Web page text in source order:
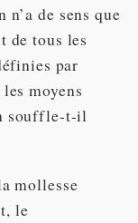
de sens que
de tous les
par
moyens
souffle-t-il
mollesse
le